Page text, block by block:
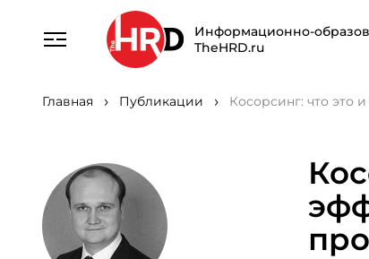
Информационно-
TheHRD.ru
Главная Публикации Косорсинг: что это